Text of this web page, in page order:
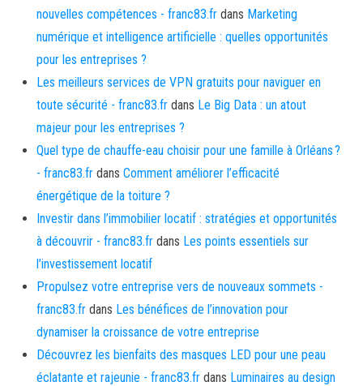
nouvelles compétences - franc83.fr dans Marketing
numérique et intelligence artificielle : quelles opportunités
pour les entreprises ?
Les meilleurs services de VPN gratuits pour naviguer en
toute sécurité - franc83.fr dans Le Big Data : un atout
majeur pour les entreprises ?
Quel type de chauffe-eau choisir pour une famille à Orléans ?
- franc83.fr dans Comment améliorer l’efficacité
énergétique de la toiture ?
Investir dans l’immobilier locatif : stratégies et opportunités
à découvrir - franc83.fr dans Les points essentiels sur
l’investissement locatif
Propulsez votre entreprise vers de nouveaux sommets -
franc83.fr dans Les bénéfices de l’innovation pour
dynamiser la croissance de votre entreprise
Découvrez les bienfaits des masques LED pour une peau
éclatante et rajeunie - franc83.fr dans Luminaires au design